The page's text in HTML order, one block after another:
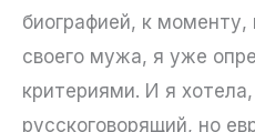
биографией, к моменту,
своего мужа, я уже
критериями. И я
русскоговорящий, но